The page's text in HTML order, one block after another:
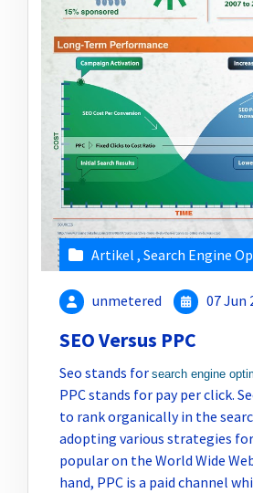
Artikel , Search Engine
unmetered 07 Jun
SEO Versus PPC
Seo stands for search engine
PPC stands for pay per click.
to rank organically in the
adopting various strategies
popular on the World Wide
hand, PPC is a paid channel